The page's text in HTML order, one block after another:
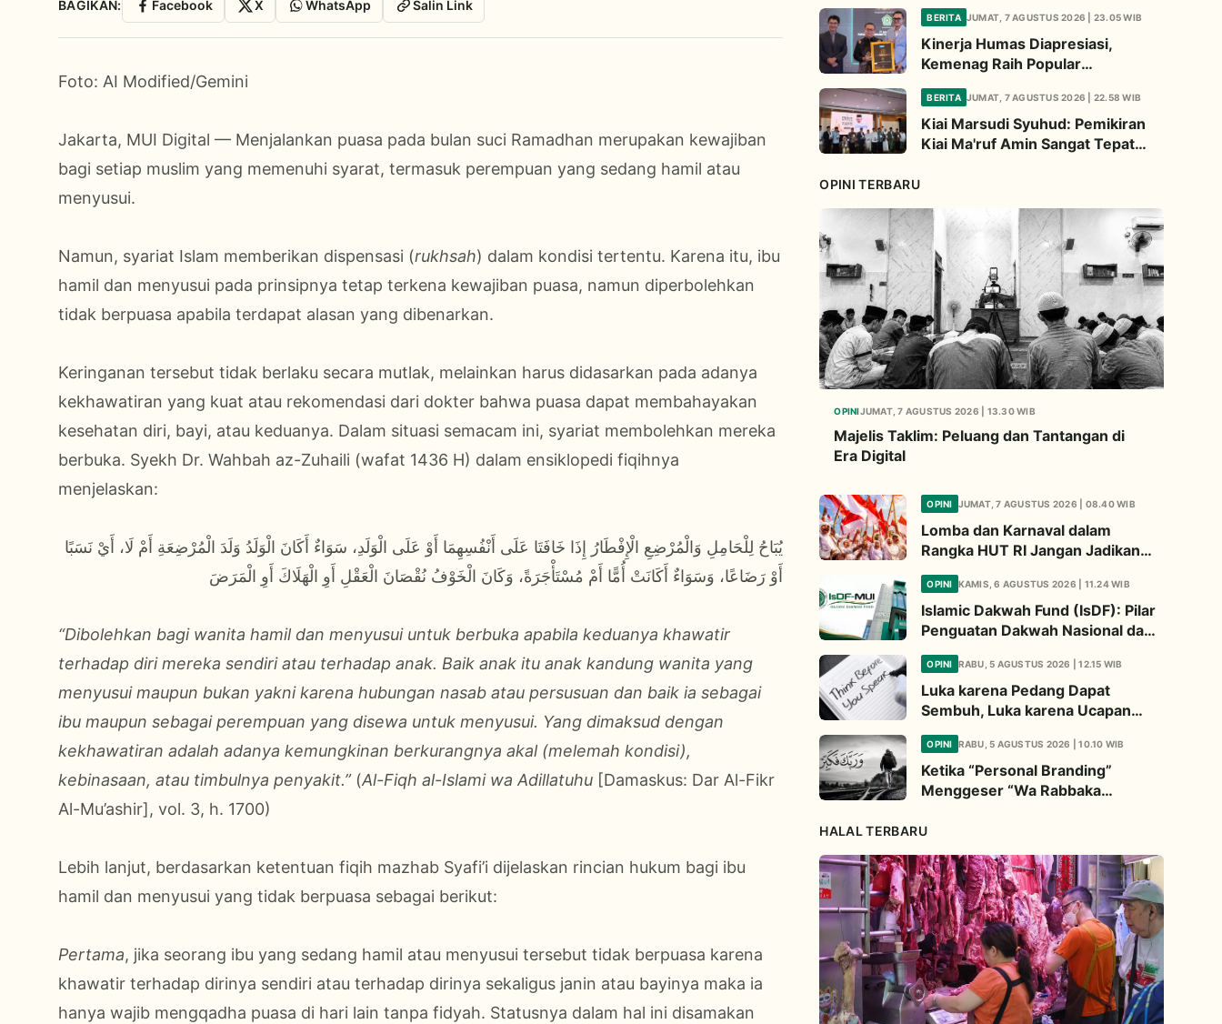
BAGIKAN: Facebook X WhatsApp Salin Link
Foto: AI Modified/Gemini
Jakarta, MUI Digital — Menjalankan puasa pada bulan suci Ramadhan merupakan kewajiban
bagi setiap muslim yang memenuhi syarat, termasuk perempuan yang sedang hamil atau
menyusui.
Namun, syariat Islam memberikan dispensasi (rukhsah) dalam kondisi tertentu. Karena itu, ibu
hamil dan menyusui pada prinsipnya tetap terkena kewajiban puasa, namun diperbolehkan
tidak berpuasa apabila terdapat alasan yang dibenarkan.
Keringanan tersebut tidak berlaku secara mutlak, melainkan harus didasarkan pada adanya
kekhawatiran yang kuat atau rekomendasi dari dokter bahwa puasa dapat membahayakan
kesehatan diri, bayi, atau keduanya. Dalam situasi semacam ini, syariat membolehkan mereka
berbuka. Syekh Dr. Wahbah az-Zuhaili (wafat 1436 H) dalam ensiklopedi fiqihnya
menjelaskan:
يُبَاحُ لِلْحَامِلِ وَالْمُرْضِعِ الْإِفْطَارُ إِذَا خَافَتَا عَلَى أَنْفُسِهِمَا أَوْ عَلَى الْوَلَدِ، سَوَاءٌ أَكَانَ الْوَلَدُ وَلَدَ الْمُرْضِعَةِ أَمْ لَا، أَيْ نَسَبًا
أَوْ رَضَاعًا، وَسَوَاءٌ أَكَانَتْ أُمًّا أَمْ مُسْتَأْجَرَةً، وَكَانَ الْخَوْفُ نُقْصَانَ الْعَقْلِ أَوِ الْهَلَاكَ أَوِ الْمَرَضَ
“Dibolehkan bagi wanita hamil dan menyusui untuk berbuka apabila keduanya khawatir
terhadap diri mereka sendiri atau terhadap anak. Baik anak itu anak kandung wanita yang
menyusui maupun bukan yakni karena hubungan nasab atau persusuan dan baik ia sebagai
ibu maupun sebagai perempuan yang disewa untuk menyusui. Yang dimaksud dengan
kekhawatiran adalah adanya kemungkinan berkurangnya akal (melemah kondisi),
kebinasaan, atau timbulnya penyakit.” (Al-Fiqh al-Islami wa Adillatuhu [Damaskus: Dar Al-Fikr
Al-Mu’ashir], vol. 3, h. 1700)
Lebih lanjut, berdasarkan ketentuan fiqih mazhab Syafi’i dijelaskan rincian hukum bagi ibu
hamil dan menyusui yang tidak berpuasa sebagai berikut:
Pertama, jika seorang ibu yang sedang hamil atau menyusui tersebut tidak berpuasa karena
khawatir terhadap dirinya sendiri atau terhadap dirinya sekaligus janin atau bayinya maka ia
hanya wajib mengqadha puasa di hari lain tanpa fidyah. Statusnya dalam hal ini disamakan
Tinggalkan Legacy Amal Saleh
BERITA JUMAT, 7 AGUSTUS 2026 | 23.05 WIB
Kinerja Humas Diapresiasi,
Kemenag Raih Popular
Government Institutions Award
2026
BERITA JUMAT, 7 AGUSTUS 2026 | 22.58 WIB
Kiai Marsudi Syuhud: Pemikiran
Kiai Ma'ruf Amin Sangat Tepat
OPINI TERBARU
OPINIJUMAT, 7 AGUSTUS 2026 | 13.30 WIB
Majelis Taklim: Peluang dan Tantangan di
Era Digital
OPINI JUMAT, 7 AGUSTUS 2026 | 08.40 WIB
Lomba dan Karnaval dalam
Rangka HUT RI Jangan Jadikan
Ajang Judi dan Kampanye LGBT
OPINI KAMIS, 6 AGUSTUS 2026 | 11.24 WIB
Islamic Dakwah Fund (IsDF): Pilar
Penguatan Dakwah Nasional dan
Jembatan Kepedulian Umat
Global
OPINI RABU, 5 AGUSTUS 2026 | 12.15 WIB
Luka karena Pedang Dapat
Sembuh, Luka karena Ucapan
Dapat Diwariskan
OPINI RABU, 5 AGUSTUS 2026 | 10.10 WIB
Ketika “Personal Branding”
Menggeser “Wa Rabbaka
HALAL TERBARU